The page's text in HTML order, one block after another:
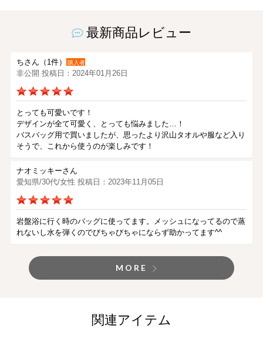
最新商品レビュー
ちさん（1件） 購入者
非公開 投稿日：2024年01月26日
とっても可愛いです！
デザインが全て可愛く、とっても悩みました…！
バスバッグ用で買いましたが、思ったより沢山タオルや服など入り
そうで、これから使うのが楽しみです！
ナオミッキーさん
愛知県/30代/女性 投稿日：2023年11月05日
岩盤浴に行く時のバッグに使ってます。メッシュになってるので蒸
れないし水を弾くのでびちゃびちゃにならず助かってます^^
MORE
関連アイテム